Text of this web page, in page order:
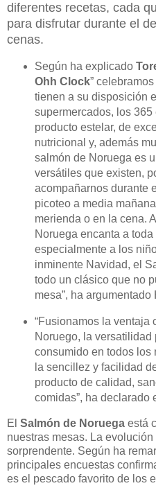
diferentes recetas, cada
para disfrutar durante el
cenas.
Según ha explicado
Ohh Clock”
tienen a su disposición
supermercados, los 365
producto estelar, de
nutricional y, además
salmón de Noruega es
versátiles que existen,
acompañarnos durante
picoteo a media
merienda o en la cena.
Noruega encanta a
especialmente a los
inminente Navidad, el
todo un clásico que no
mesa”, ha argumentado
“Fusionamos la ventaja
Noruego, la versatilidad
consumido en todos los
la sencillez y facilidad
producto de calidad,
comidas”, ha declarado
El Salmón de Noruega está
nuestras mesas. La
sorprendente. Según ha
principales encuestas
es el pescado favorito de los